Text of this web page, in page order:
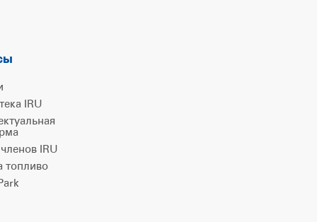
IRU
IRU
топливо